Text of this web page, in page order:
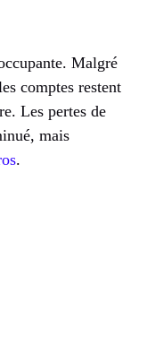
Malgré
comptes restent
Les pertes de
mais
.